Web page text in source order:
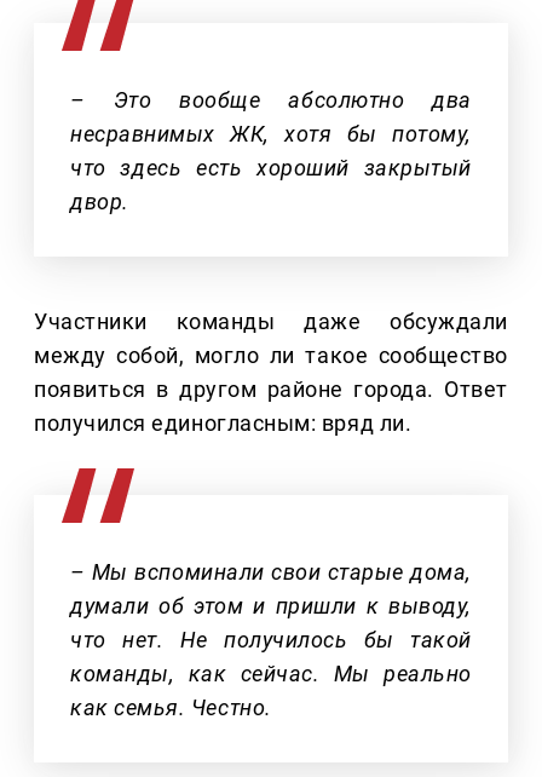
– Это вообще абсолютно два
несравнимых ЖК, хотя бы потому,
что здесь есть хороший закрытый
двор.
Участники команды даже обсуждали
между собой, могло ли такое сообщество
появиться в другом районе города. Ответ
получился единогласным: вряд ли.
– Мы вспоминали свои старые дома,
думали об этом и пришли к выводу,
что нет. Не получилось бы такой
команды, как сейчас. Мы реально
как семья. Честно.